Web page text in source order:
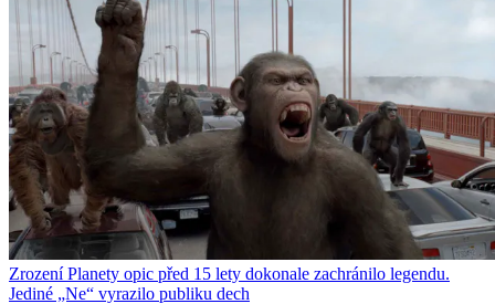
Zrození Planety opic před 15 lety dokonale zachránilo legendu.
Jediné „Ne“ vyrazilo publiku dech